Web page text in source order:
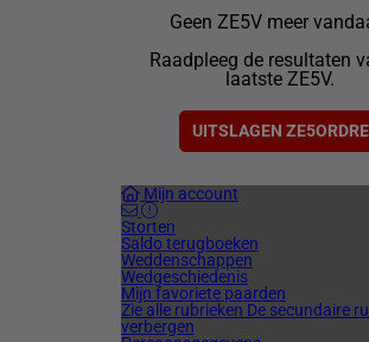
Geen ZE5V meer
Raadpleeg de resultaten
laatste ZE5V.
UITSLAGEN ZE5ORDRE
Mijn account
Storten
Saldo terugboeken
Weddenschappen
Wedgeschiedenis
Mijn favoriete paarden
Zie alle rubrieken De secundaire
verbergen